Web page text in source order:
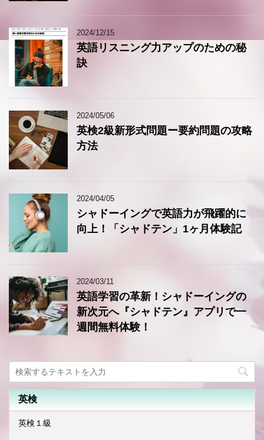
2024/12/15
英語リスニング力アップのための秘
訣
2024/05/06
英検2級新形式問題ー要約問題の攻略
方法
2024/04/05
シャドーイングで英語力が飛躍的に
向上！「シャドテン」1ヶ月体験記
2024/03/11
英語学習の革新！シャドーイングの
新次元へ『シャドテン』アプリで一
週間無料体験！
英検
英検１級